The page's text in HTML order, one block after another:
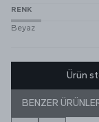
RENK
Beyaz
Ürün
BENZER